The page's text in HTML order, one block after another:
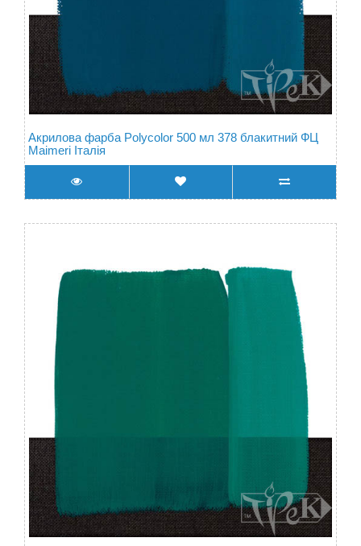
Акрилова фарба Polycolor 500 мл 378 блакитний ФЦ
Maimeri Італія